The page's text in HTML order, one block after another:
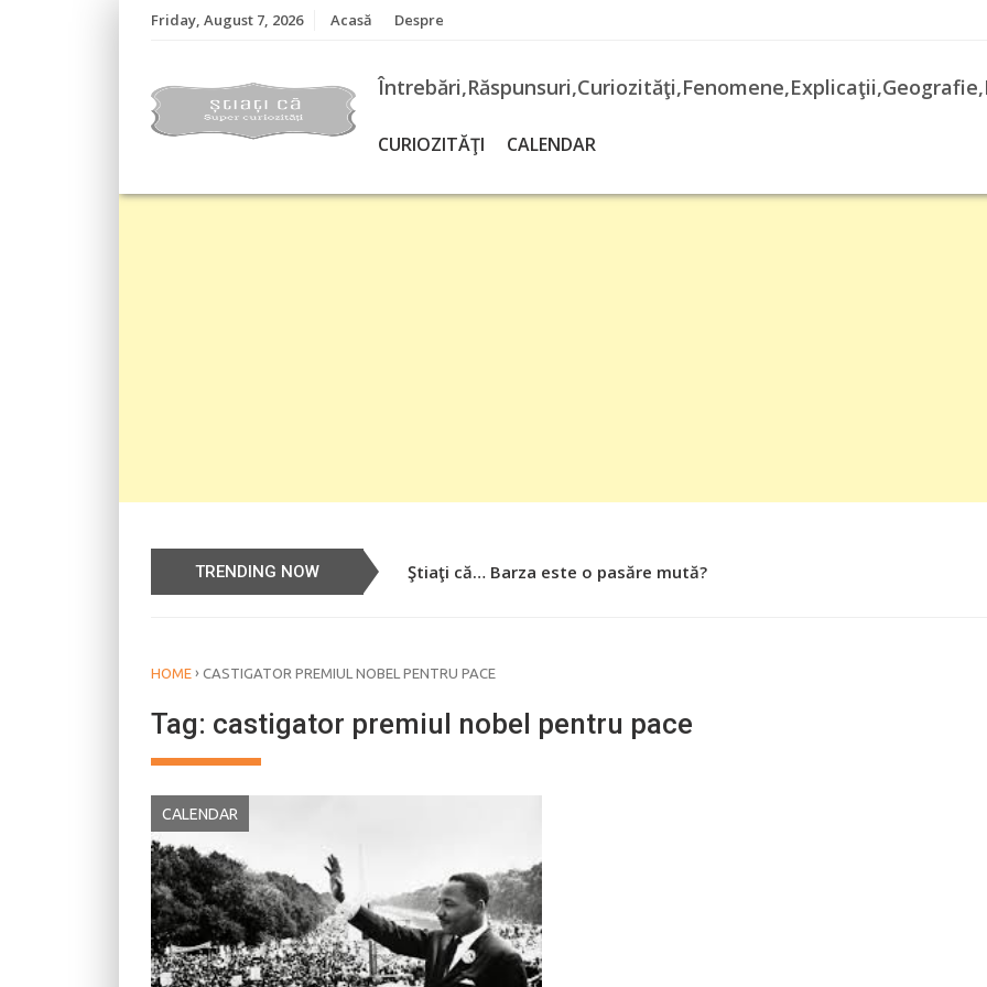
Friday, August 7, 2026 Acasă Despre
CURIOZITĂŢI CALENDAR
TRENDING NOW Ştiaţi că… Barza este o pasăre mută?
Știați că… Roşiile îsi păstrează substanţele benefice organismului
HOME › CASTIGATOR PREMIUL NOBEL PENTRU PACE
Tag: castigator premiul nobel pentru pace
CALENDAR